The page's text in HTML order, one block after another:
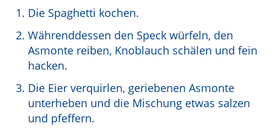
Die Spaghetti kochen.
Währenddessen den Speck würfeln, den
Asmonte reiben, Knoblauch schälen und fein
hacken.
Die Eier verquirlen, geriebenen Asmonte
unterheben und die Mischung etwas salzen
und pfeffern.